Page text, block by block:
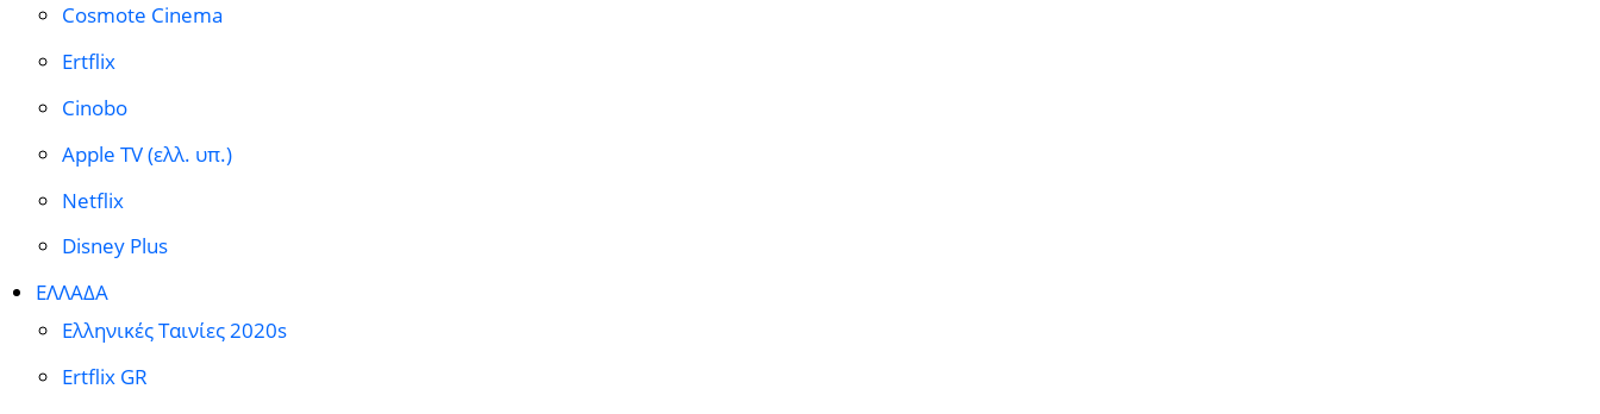
Cosmote Cinema
Ertflix
Cinobo
Apple TV (ελλ. υπ.)
Netflix
Disney Plus
ΕΛΛΑΔΑ
Ελληνικές Ταινίες 2020s
Ertflix GR